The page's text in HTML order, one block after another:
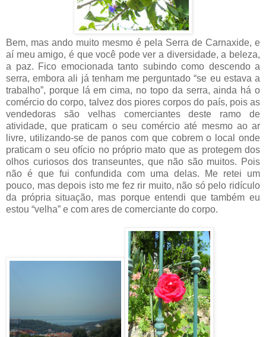
Bem, mas ando muito mesmo é pela Serra de Carnaxide, e
aí meu amigo, é que você pode ver a diversidade, a beleza,
a paz. Fico emocionada tanto subindo como descendo a
serra, embora ali já tenham me perguntado “se eu estava a
trabalho”, porque lá em cima, no topo da serra, ainda há o
comércio do corpo, talvez dos piores corpos do país, pois as
vendedoras são velhas comerciantes deste ramo de
atividade, que praticam o seu comércio até mesmo ao ar
livre, utilizando-se de panos com que cobrem o local onde
praticam o seu ofício no próprio mato que as protegem dos
olhos curiosos dos transeuntes, que não são muitos. Pois
não é que fui confundida com uma delas. Me retei um
pouco, mas depois isto me fez rir muito, não só pelo ridículo
da própria situação, mas porque entendi que também eu
estou “velha” e com ares de comerciante do corpo.